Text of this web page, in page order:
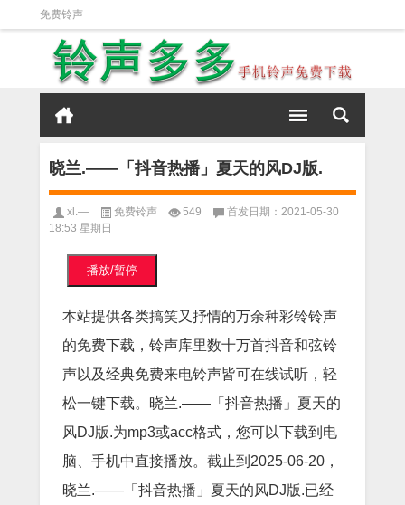
免费铃声
晓兰.——「抖音热播」夏天的风DJ版.
xl.— 免费铃声 549
首发日期：2021-05-30
18:53 星期日
播放/暂停
本站提供各类搞笑又抒情的万余种彩铃铃声
的免费下载，铃声库里数十万首抖音和弦铃
声以及经典免费来电铃声皆可在线试听，轻
松一键下载。晓兰.——「抖音热播」夏天的
风DJ版.为mp3或acc格式，您可以下载到电
脑、手机中直接播放。截止到2025-06-20，
晓兰.——「抖音热播」夏天的风DJ版.已经